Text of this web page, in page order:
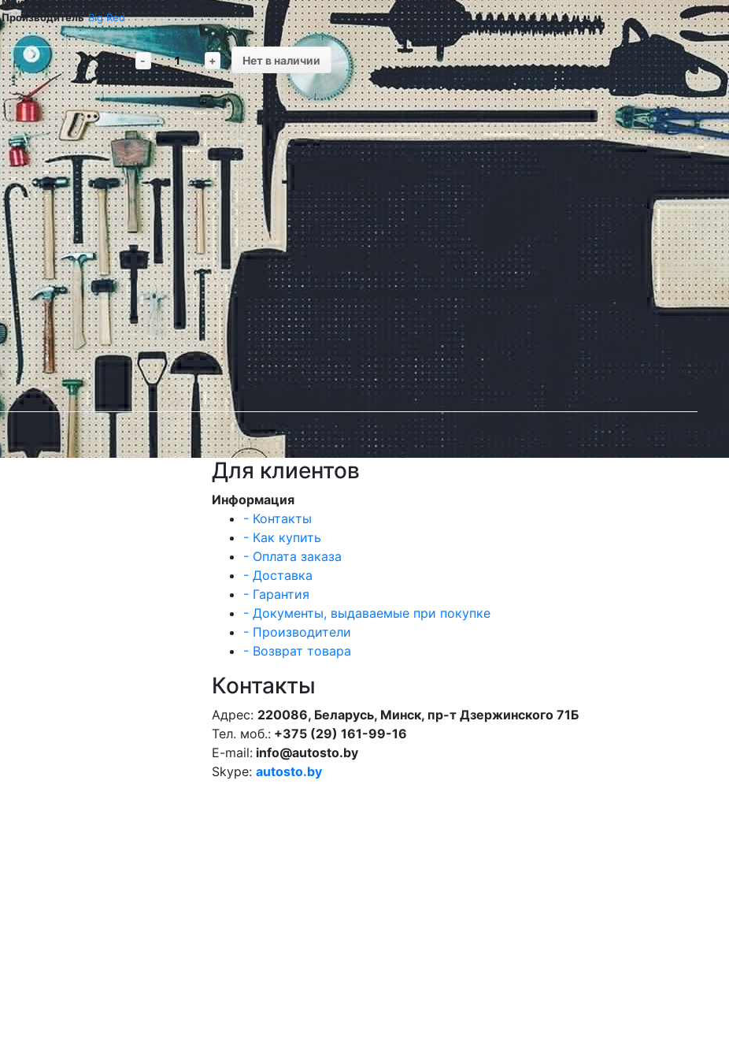
Производитель Big Red
- + Нет в наличии
Для клиентов
Информация
- Контакты
- Как купить
- Оплата заказа
- Доставка
- Гарантия
- Документы, выдаваемые при покупке
- Производители
- Возврат товара
Контакты
Адрес: 220086, Беларусь, Минск, пр-т Дзержинского 71Б
Тел. моб.: +375 (29) 161-99-16
E-mail: info@autosto.by
Skype: autosto.by